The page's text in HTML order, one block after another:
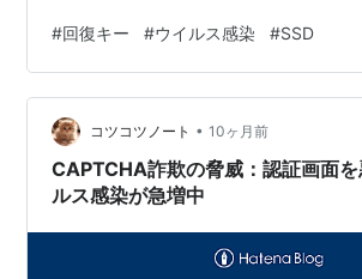
を片っ端から試しましたが どうしてもこ
れ、状態は改善されませんでした。 で
る”回復キー”という ４８桁の数字をなん
て それを入力する事でやっと元通りにな
な事になったの初めてなので タチの悪
#回復キー #ウイルス感染 #SSD
コツコツノート • 10ヶ月前
CAPTCHA詐欺の脅威：認証画面
ルス感染が急増中